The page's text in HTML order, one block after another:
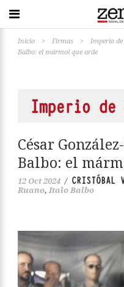
Inicio > Firmas > Imperio
Balbo: el mármol que arde
Imperio
César
Balbo: el
12 Oct 2024 / CRISTÓBAL
Ruano, Italo Balbo